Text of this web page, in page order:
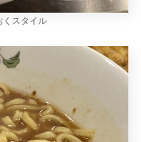
くスタイル